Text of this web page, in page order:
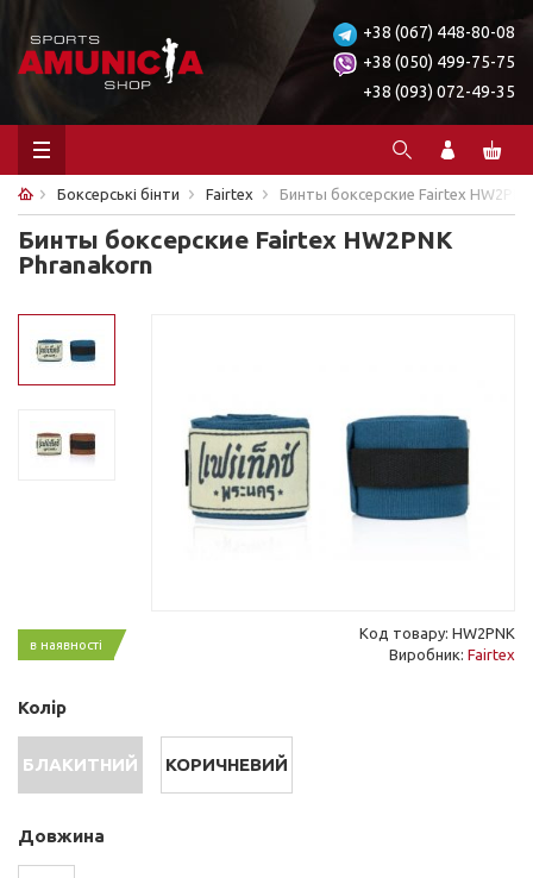
+38 (067) 448-80-08
+38 (050) 499-75-75
+38 (093) 072-49-35
Боксерські бінти Fairtex Бинты боксерские Fairtex
Бинты боксерские Fairtex HW2PNK
Phranakorn
в наявності
Код товару: HW2PNK
Виробник: Fairtex
Колір
БЛАКИТНИЙ КОРИЧНЕВИЙ
Довжина